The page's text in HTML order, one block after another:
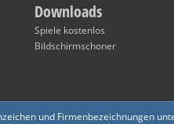
Downloads
Spiele kostenlos
Bildschirmschoner
und Firmenbezeichnungen